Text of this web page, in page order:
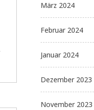
März 2024
Februar 2024
Januar 2024
Dezember 2023
November 2023